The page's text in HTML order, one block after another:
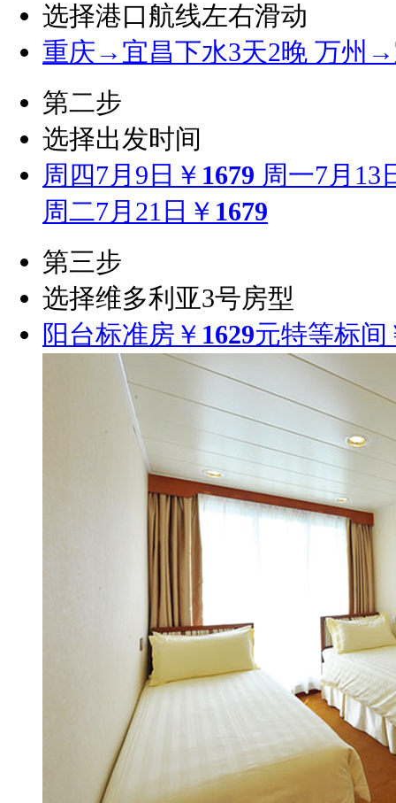
选择港口航线左右滑动
重庆→宜昌下水3天2晚 万州→
第二步
选择出发时间
周四7月9日 ￥ 1679 周一7月13
周二7月21日 ￥ 1679
第三步
选择维多利亚3号房型
阳台标准房 ￥ 1629元特等标间